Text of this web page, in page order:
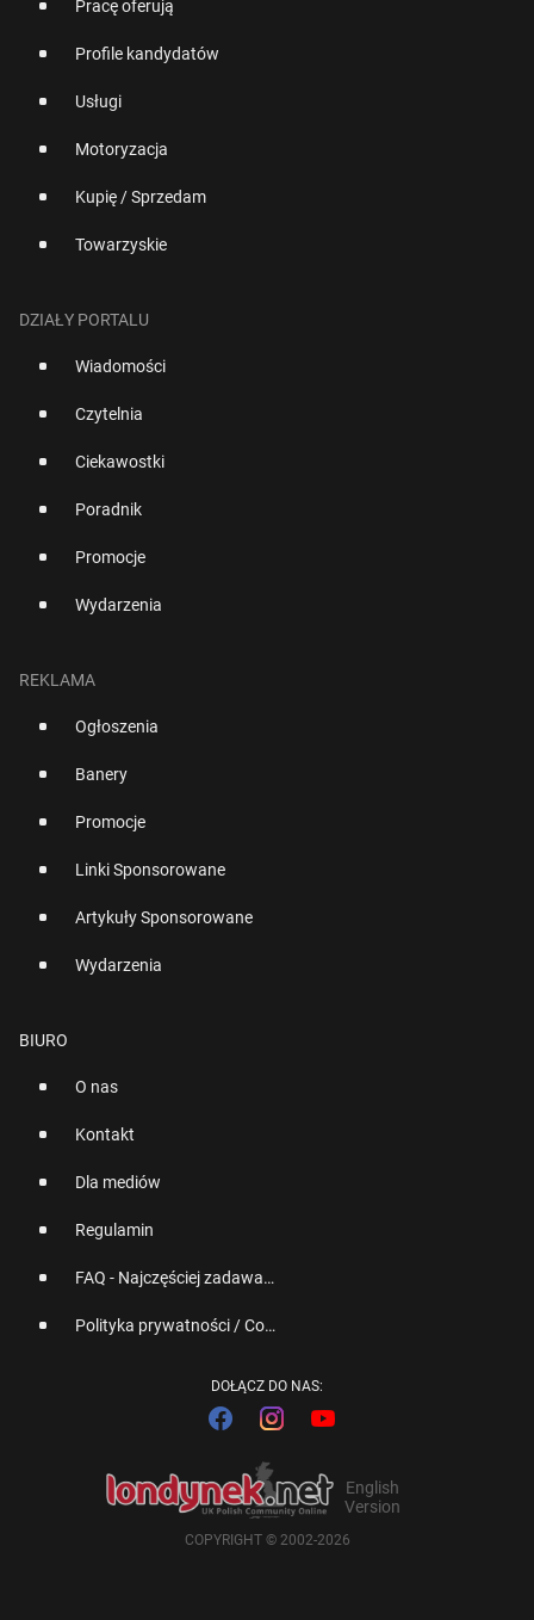
Pracę oferują
Profile kandydatów
Usługi
Motoryzacja
Kupię / Sprzedam
Towarzyskie
DZIAŁY PORTALU
Wiadomości
Czytelnia
Ciekawostki
Poradnik
Promocje
Wydarzenia
REKLAMA
Ogłoszenia
Banery
Promocje
Linki Sponsorowane
Artykuły Sponsorowane
Wydarzenia
BIURO
O nas
Kontakt
Dla mediów
Regulamin
FAQ - Najczęściej zadawane pytania
Polityka prywatności / Cookies
DOŁĄCZ DO NAS:
English
Version
COPYRIGHT © 2002-2026